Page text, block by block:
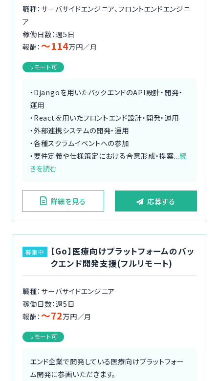
職種：サーバサイドエンジニア、フロントエンドエンジニ
ア
稼働日数：週5日
報酬： 〜114万円／月
リモート可
・Djangoを用いたバックエンドのAPI設計・開発・
運用
・Reactを用いたフロントエンド設計・開発・運用
・外部連携システムの開発・運用
・各種スクラムイベントへの参加
・要件定義や仕様策定における合意形成・提案...続
きを読む
詳細を見る 応募する
募集中
【Go】医療向けプラットフォームのバッ
クエンド開発支援(フルリモート)
職種：サーバサイドエンジニア
稼働日数：週5日
報酬： 〜72万円／月
リモート可
エンド企業で開発している医療向けプラットフォー
ム開発に参画いただきます。